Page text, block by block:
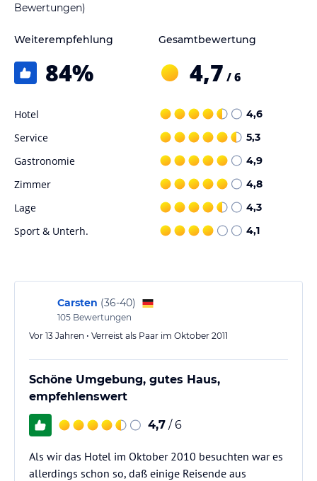
Bewertungen)
Weiterempfehlung
84%
Gesamtbewertung
4,7 / 6
Hotel 4,6
Service 5,3
Gastronomie 4,9
Zimmer 4,8
Lage 4,3
Sport & Unterh. 4,1
Carsten (36-40)
105 Bewertungen
Vor 13 Jahren • Verreist als Paar im Oktober 2011
Schöne Umgebung, gutes Haus,
empfehlenswert
4,7 / 6
Als wir das Hotel im Oktober 2010 besuchten war es
allerdings schon so, daß einige Reisende aus